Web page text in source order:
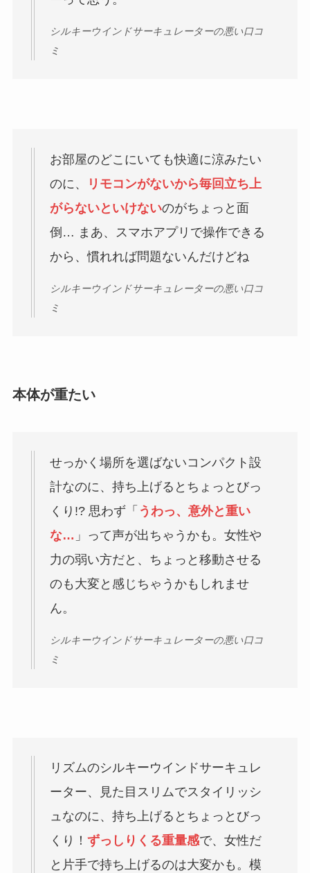
シルキーウインドサーキュレーターの悪い口コ
ミ
お部屋のどこにいても快適に涼みたい
のに、
リモコンがないから毎回立ち上
がらないといけないのがちょっと面
倒… まあ、スマホアプリで操作できる
から、慣れれば問題ないんだけどね
シルキーウインドサーキュレーターの悪い口コ
ミ
本体が重たい
せっかく場所を選ばないコンパクト設
計なのに、持ち上げるとちょっとびっ
くり!? 思わず「 うわっ、意外と重い
な… 」って声が出ちゃうかも。女性や
力の弱い方だと、ちょっと移動させる
のも大変と感じちゃうかもしれませ
ん。
シルキーウインドサーキュレーターの悪い口コ
ミ
リズムのシルキーウインドサーキュレ
ーター、見た目スリムでスタイリッシ
ュなのに、持ち上げるとちょっとびっ
くり！ ずっしりくる重量感で、女性だ
と片手で持ち上げるのは大変かも。模